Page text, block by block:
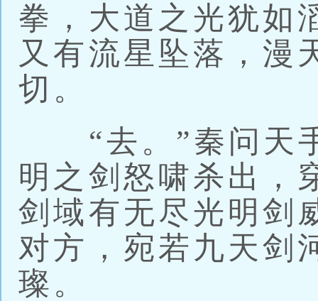
拳，大道之光犹如
又有流星坠落，漫
切。
“去。”秦问天
明之剑怒啸杀出，
剑域有无尽光明剑
对方，宛若九天剑
璨。